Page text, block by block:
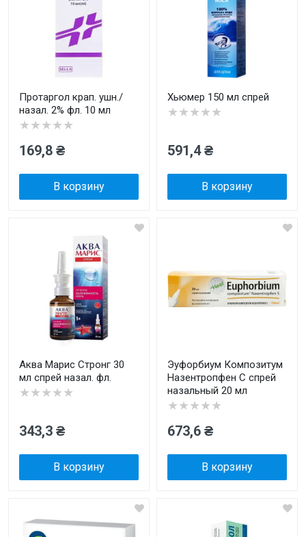
Протаргол крап. ушн./
назал. 2% фл. 10 мл
★★★★★
169,8 ₴
В корзину
Хьюмер 150 мл спрей
★★★★★
591,4 ₴
В корзину
Аква Марис Стронг 30
мл спрей назал. фл.
★★★★★
343,3 ₴
В корзину
Эуфорбиум Композитум
Назентропфен С спрей
назальный 20 мл
★★★★★
673,6 ₴
В корзину